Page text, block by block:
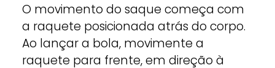
O movimento do saque começa com
a raquete posicionada atrás do corpo.
Ao lançar a bola, movimente a
raquete para frente, em direção à